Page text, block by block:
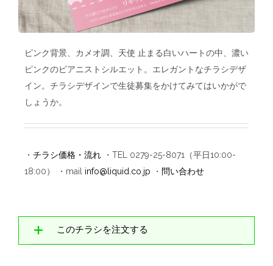
ピンク背景、カメオ調、天使 止まる白いハートの中、濃い
ピンクのピアニストシルエット。エレガントなチラシデザ
イン。 チラシデザインで生徒募集をかけてみてはいかがで
しょうか。
・ チラシ価格・流れ ・TEL 0279-25-8071（平日10:00-
18:00） ・mail info@liquid.co.jp ・ 問い合わせ
このチラシを注文する